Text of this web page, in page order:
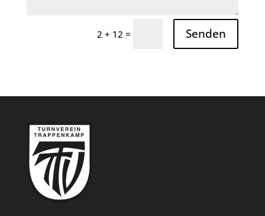
2 + 12 = Senden